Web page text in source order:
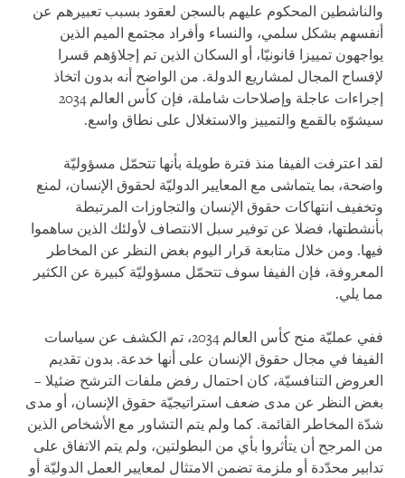
والناشطين المحكوم عليهم بالسجن لعقود بسبب تعبيرهم عن
أنفسهم بشكل سلمي، والنساء وأفراد مجتمع الميم الذين
يواجهون تمييزا قانونيّا، أو السكان الذين تم إجلاؤهم قسرا
لإفساح المجال لمشاريع الدولة. من الواضح أنه بدون اتخاذ
إجراءات عاجلة وإصلاحات شاملة، فإن كأس العالم 2034
سيشوّه بالقمع والتمييز والاستغلال على نطاق واسع.
لقد اعترفت الفيفا منذ فترة طويلة بأنها تتحمّل مسؤوليّة
واضحة، بما يتماشى مع المعايير الدوليّة لحقوق الإنسان، لمنع
وتخفيف انتهاكات حقوق الإنسان والتجاوزات المرتبطة
بأنشطتها، فضلا عن توفير سبل الانتصاف لأولئك الذين ساهموا
فيها. ومن خلال متابعة قرار اليوم بغض النظر عن المخاطر
المعروفة، فإن الفيفا سوف تتحمّل مسؤوليّة كبيرة عن الكثير
مما يلي.
ففي عمليّة منح كأس العالم 2034، تم الكشف عن سياسات
الفيفا في مجال حقوق الإنسان على أنها خدعة. بدون تقديم
العروض التنافسيّة، كان احتمال رفض ملفات الترشح ضئيلا –
بغض النظر عن مدى ضعف استراتيجيّة حقوق الإنسان، أو مدى
شدّة المخاطر القائمة. كما ولم يتم التشاور مع الأشخاص الذين
من المرجح أن يتأثروا بأي من البطولتين، ولم يتم الاتفاق على
تدابير محدّدة أو ملزمة تضمن الامتثال لمعايير العمل الدوليّة أو